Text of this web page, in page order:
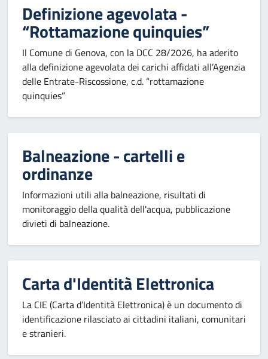
Definizione agevolata -
“Rottamazione quinquies”
Il Comune di Genova, con la DCC 28/2026, ha aderito
alla definizione agevolata dei carichi affidati all’Agenzia
delle Entrate-Riscossione, c.d. “rottamazione
quinquies”
Balneazione - cartelli e
ordinanze
Informazioni utili alla balneazione, risultati di
monitoraggio della qualità dell'acqua, pubblicazione
divieti di balneazione.
Carta d'Identità Elettronica
La CIE (Carta d’Identità Elettronica) è un documento di
identificazione rilasciato ai cittadini italiani, comunitari
e stranieri.